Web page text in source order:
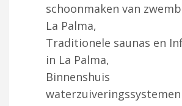
schoonmaken van
La Palma,
Traditionele saunas en
in La Palma,
Binnenshuis